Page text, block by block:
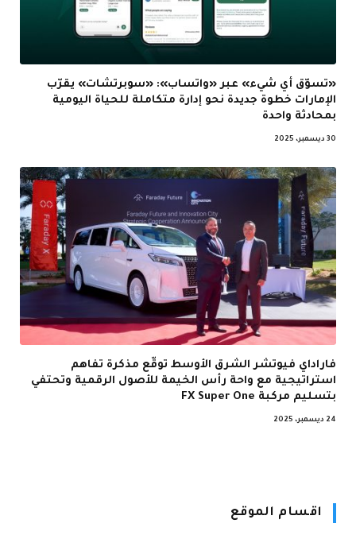
«تسوّق أي شيء» عبر «واتساب»: «سوبرتشات» يقرّب
الإمارات خطوة جديدة نحو إدارة متكاملة للحياة اليومية
بمحادثة واحدة
30 ديسمبر، 2025
فاراداي فيوتشر الشرق الأوسط توقّع مذكرة تفاهم
استراتيجية مع واحة رأس الخيمة للأصول الرقمية وتحتفي
بتسليم مركبة FX Super One
24 ديسمبر، 2025
اقسام الموقع